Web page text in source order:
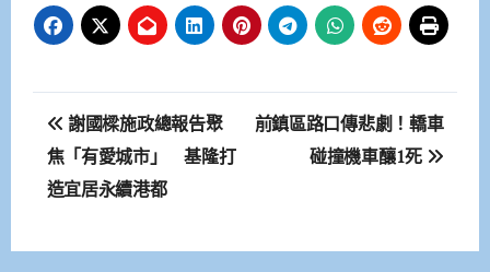
文
章
導
覽
謝國樑施政總報告聚
焦「有愛城市」 基隆打
造宜居永續港都
前鎮區路口傳悲劇！轎車
碰撞機車釀1死